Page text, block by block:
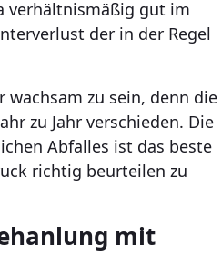
verhältnismäßig gut im
der in der Regel
zu sein, denn die
zu Jahr verschieden. Die
Abfalles ist das beste
richtig beurteilen zu
mit